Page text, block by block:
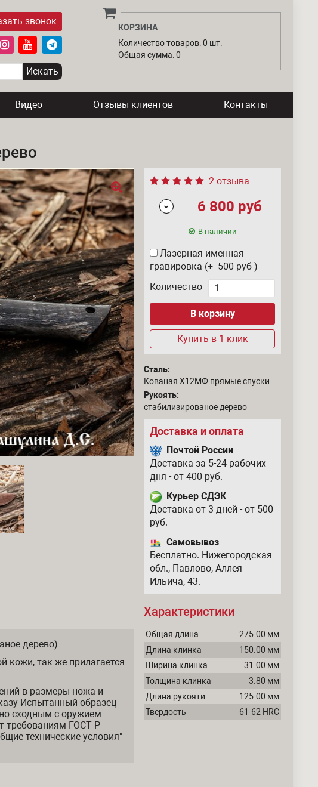
звонок
КОРЗИНА
Количество товаров: 0 шт.
Общая сумма: 0
Видео Отзывы клиентов Контакты
2 отзыва
6 800 руб
В наличии
Лазерная именная
гравировка (+ 500 руб )
Количество
Купить в 1 клик
Сталь:
Кованая Х12МФ прямые спуски
Рукоять:
стабилизированое дерево
Доставка и оплата
Почтой России
Доставка за 5-24 рабочих
дня - от 400 руб.
Курьер СДЭК
Доставка от 3 дней - от 500
руб.
Самовывоз
Бесплатно. Нижегородская
обл., Павлово, Аллея
Ильича, 43.
дерево)
кожи, так же прилагается
в размеры ножа и
Испытанный образец
сходным с оружием
требованиям ГОСТ Р
технические условия"
Характеристики
Общая длина
275.00 мм
Длина клинка
150.00 мм
Ширина клинка
31.00 мм
Толщина клинка
3.80 мм
Длина рукояти
125.00 мм
Твердость
61-62 HRC